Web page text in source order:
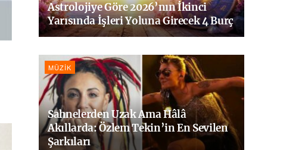
Astrolojiye Göre 2026’nın İkinci
Yarısında İşleri Yoluna Girecek 4 Burç
MÜZIK
Sahnelerden Uzak Ama Hâlâ
Akıllarda: Özlem Tekin’in En Sevilen
Şarkıları